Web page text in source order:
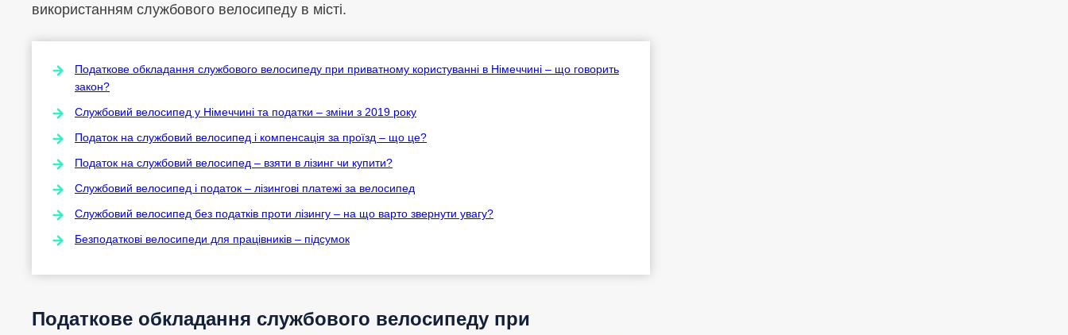
використанням службового велосипеду в місті.
Податкове обкладання службового велосипеду при приватному користуванні в Німеччині – що говорить
закон?
Службовий велосипед у Німеччині та податки – зміни з 2019 року
Податок на службовий велосипед і компенсація за проїзд – що це?
Податок на службовий велосипед – взяти в лізинг чи купити?
Службовий велосипед і податок – лізингові платежі за велосипед
Службовий велосипед без податків проти лізингу – на що варто звернути увагу?
Безподаткові велосипеди для працівників – підсумок
Податкове обкладання службового велосипеду при